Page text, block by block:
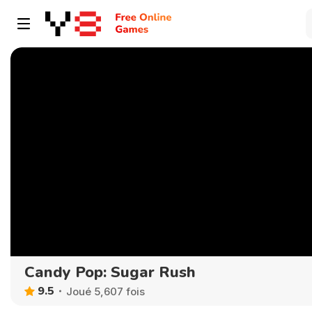
Candy Pop: Sugar Rush
9.5 Joué 5,607 fois